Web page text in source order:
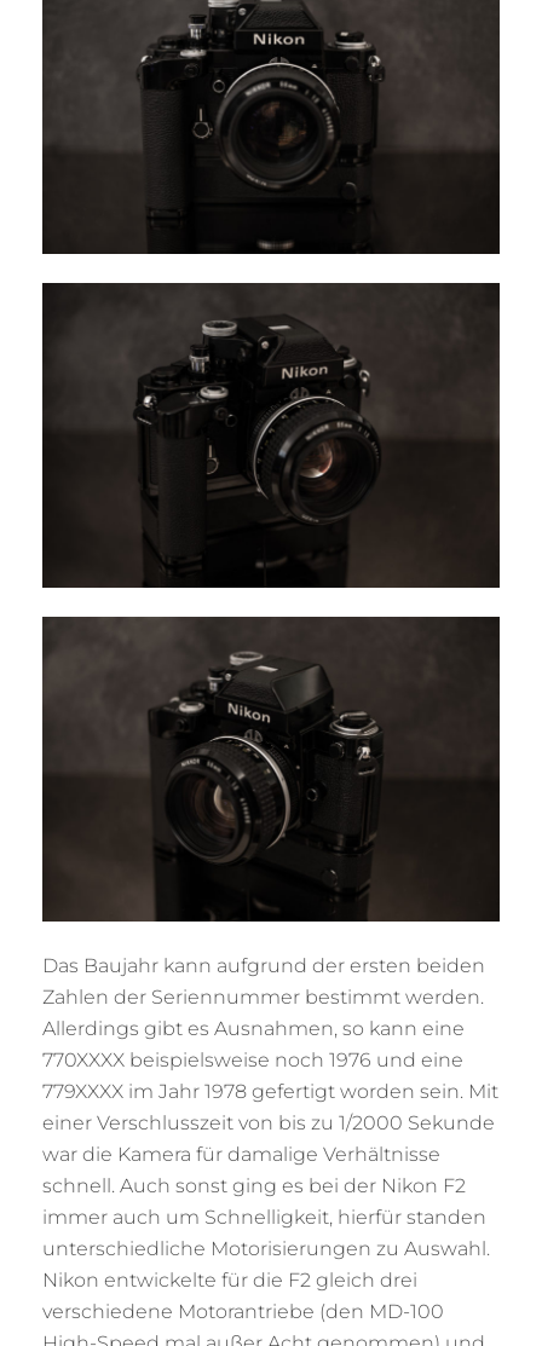
Das Baujahr kann aufgrund der ersten beiden
Zahlen der Seriennummer bestimmt werden.
Allerdings gibt es Ausnahmen, so kann eine
770XXXX beispielsweise noch 1976 und eine
779XXXX im Jahr 1978 gefertigt worden sein. Mit
einer Verschlusszeit von bis zu 1/2000 Sekunde
war die Kamera für damalige Verhältnisse
schnell. Auch sonst ging es bei der Nikon F2
immer auch um Schnelligkeit, hierfür standen
unterschiedliche Motorisierungen zu Auswahl.
Nikon entwickelte für die F2 gleich drei
verschiedene Motorantriebe (den MD-100